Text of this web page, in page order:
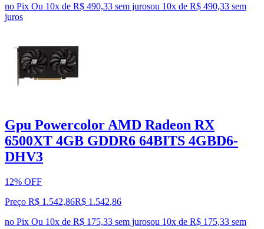
no Pix Ou 10x de R$ 490,33 sem jurosou 10x de R$ 490,33 sem
juros
Gpu Powercolor AMD Radeon RX
6500XT 4GB GDDR6 64BITS 4GBD6-
DHV3
12% OFF
Preço R$ 1.542,86R$ 1.542,86
no Pix Ou 10x de R$ 175,33 sem jurosou 10x de R$ 175,33 sem